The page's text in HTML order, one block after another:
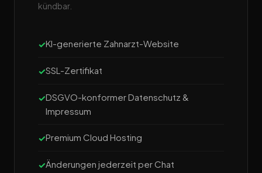
kündbar.
KI-generierte Zahnarzt-Website
SSL-Zertifikat
DSGVO-konformer Datenschutz &
Impressum
Premium Cloud Hosting
Änderungen jederzeit per Chat